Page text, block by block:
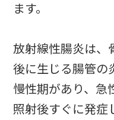
ます。
放射線性腸炎は、
後に生じる腸管の
慢性期があり、急
照射後すぐに発症